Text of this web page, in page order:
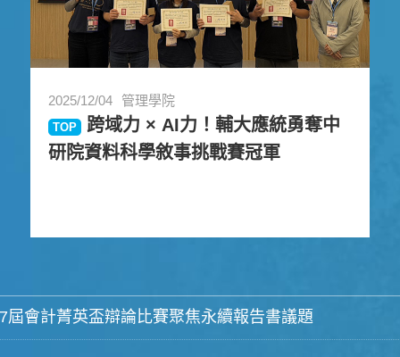
2025/12/04 管理學院
TOP
跨域力 × AI力！輔大應統勇奪中
研院資料科學敘事挑戰賽冠軍
會計菁英盃辯論比賽聚焦永續報告書議題